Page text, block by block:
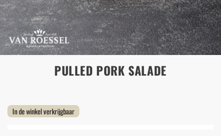
PULLED PORK SALADE
In de winkel verkrijgbaar